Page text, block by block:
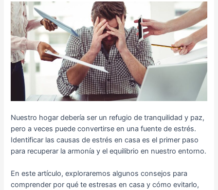
Nuestro hogar debería ser un refugio de tranquilidad y paz,
pero a veces puede convertirse en una fuente de estrés.
Identificar las causas de estrés en casa es el primer paso
para recuperar la armonía y el equilibrio en nuestro entorno.
En este artículo, exploraremos algunos consejos para
comprender por qué te estresas en casa y cómo evitarlo,